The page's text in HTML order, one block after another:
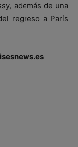
además de una
regreso a París